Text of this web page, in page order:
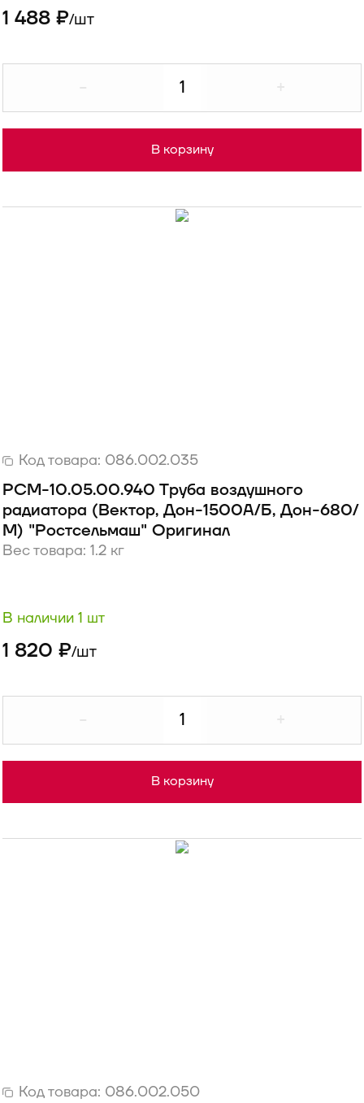
1 488 ₽/шт
В корзину
Код товара: 086.002.035
РСМ-10.05.00.940 Труба воздушного
радиатора (Вектор, Дон-1500А/Б, Дон-680/
М) "Ростсельмаш" Оригинал
Вес товара: 1.2 кг
В наличии 1 шт
1 820 ₽/шт
В корзину
Код товара: 086.002.050